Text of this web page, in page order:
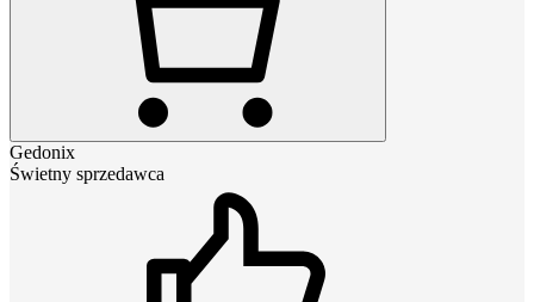
Gedonix
Świetny sprzedawca